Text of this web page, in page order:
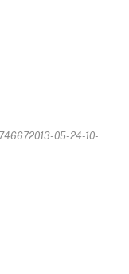
05-24-10-